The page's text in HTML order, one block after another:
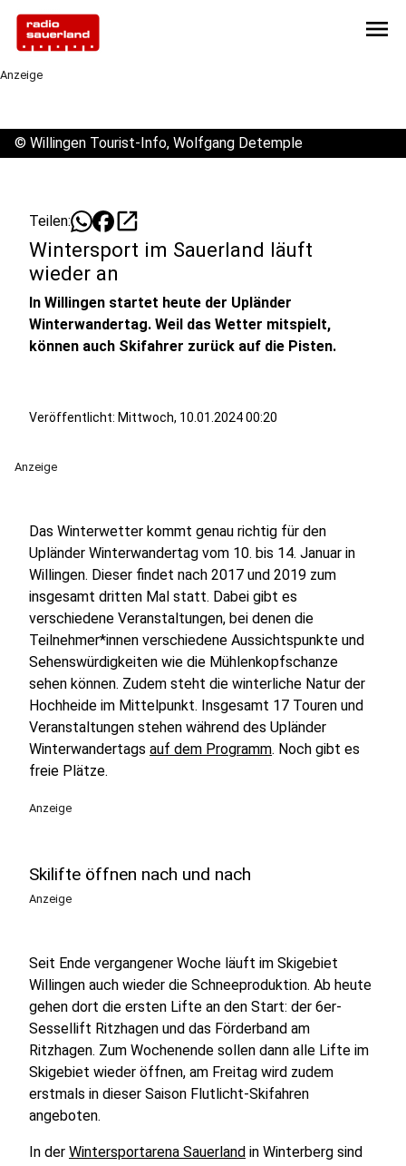
menu
Anzeige
© Willingen Tourist-Info, Wolfgang Detemple
Teilen: open_in_new
Wintersport im Sauerland läuft
wieder an
In Willingen startet heute der Upländer
Winterwandertag. Weil das Wetter mitspielt,
können auch Skifahrer zurück auf die Pisten.
Veröffentlicht: Mittwoch, 10.01.2024 00:20
Anzeige
Das Winterwetter kommt genau richtig für den
Upländer Winterwandertag vom 10. bis 14. Januar in
Willingen. Dieser findet nach 2017 und 2019 zum
insgesamt dritten Mal statt. Dabei gibt es
verschiedene Veranstaltungen, bei denen die
Teilnehmer*innen verschiedene Aussichtspunkte und
Sehenswürdigkeiten wie die Mühlenkopfschanze
sehen können. Zudem steht die winterliche Natur der
Hochheide im Mittelpunkt. Insgesamt 17 Touren und
Veranstaltungen stehen während des Upländer
Winterwandertags auf dem Programm. Noch gibt es
freie Plätze.
Anzeige
Skilifte öffnen nach und nach
Anzeige
Seit Ende vergangener Woche läuft im Skigebiet
Willingen auch wieder die Schneeproduktion. Ab heute
gehen dort die ersten Lifte an den Start: der 6er-
Sessellift Ritzhagen und das Förderband am
Ritzhagen. Zum Wochenende sollen dann alle Lifte im
Skigebiet wieder öffnen, am Freitag wird zudem
erstmals in dieser Saison Flutlicht-Skifahren
angeboten.
In der Wintersportarena Sauerland in Winterberg sind